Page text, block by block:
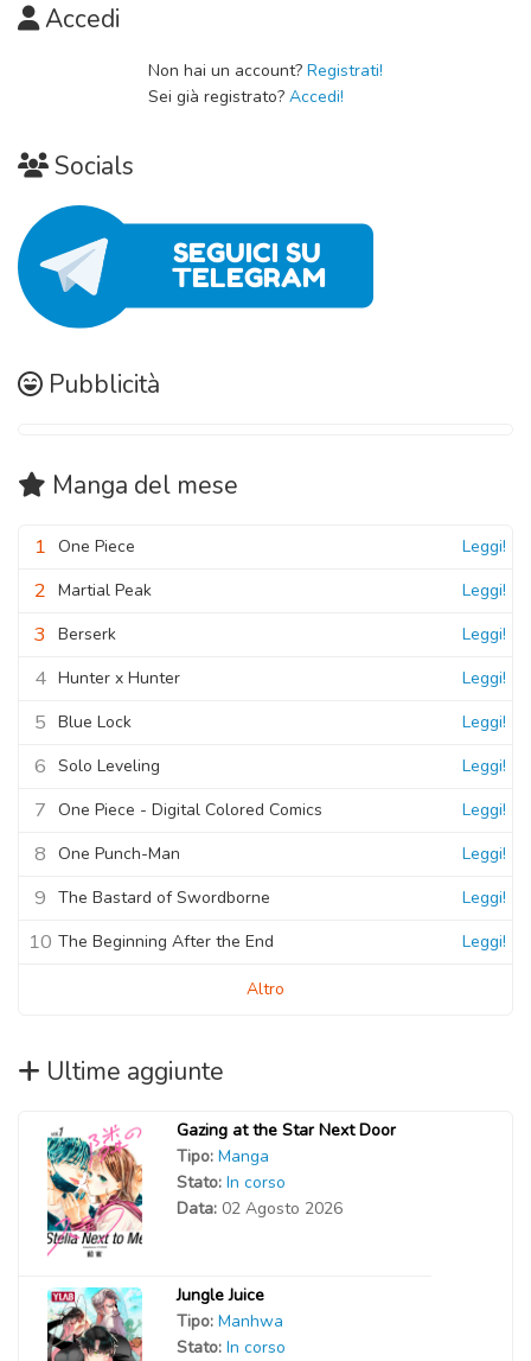
Accedi
Non hai un account? Registrati!
Sei già registrato? Accedi!
Socials
Pubblicità
Manga del mese
1 One Piece Leggi!
2 Martial Peak Leggi!
3 Berserk Leggi!
4 Hunter x Hunter Leggi!
5 Blue Lock Leggi!
6 Solo Leveling Leggi!
7 One Piece - Digital Colored Comics Leggi!
8 One Punch-Man Leggi!
9 The Bastard of Swordborne Leggi!
10 The Beginning After the End Leggi!
Altro
Ultime aggiunte
Gazing at the Star Next Door
Tipo: Manga
Stato: In corso
Data: 02 Agosto 2026
Jungle Juice
Tipo: Manhwa
Stato: In corso